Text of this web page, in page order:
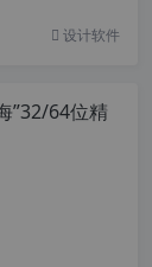
设计软件
”32/64位精